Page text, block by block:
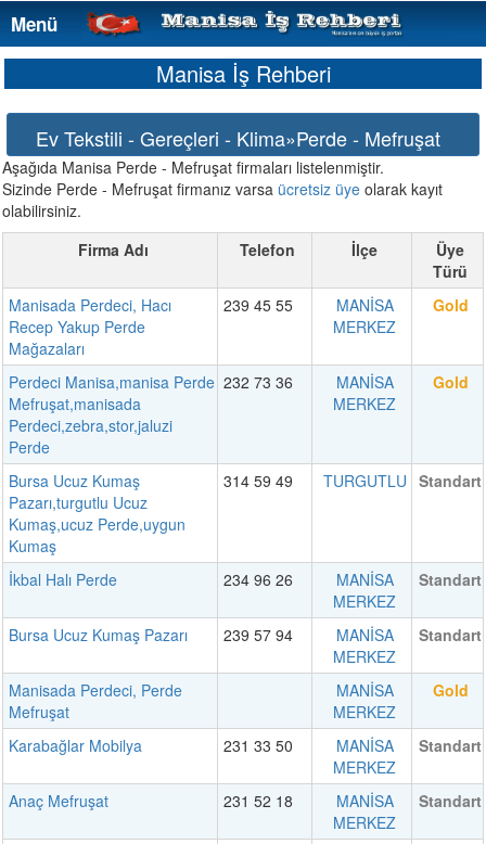
Menü
Menü
Manisa İş Rehberi
Ev Tekstili - Gereçleri - Klima»Perde - Mefruşat
Aşağıda Manisa Perde - Mefruşat firmaları listelenmiştir.
Sizinde Perde - Mefruşat firmanız varsa ücretsiz üye olarak kayıt
olabilirsiniz.
Firma Adı
Telefon İlçe
Üye
Türü
Manisada Perdeci, Hacı
Recep Yakup Perde
Mağazaları
239 45 55
MANİSA
MERKEZ
Gold
Perdeci Manisa,manisa Perde
Mefruşat,manisada
Perdeci,zebra,stor,jaluzi
Perde
232 73 36
MANİSA
MERKEZ
Gold
Bursa Ucuz Kumaş
Pazarı,turgutlu Ucuz
Kumaş,ucuz Perde,uygun
Kumaş
314 59 49 TURGUTLU Standart
İkbal Halı Perde 234 96 26
MANİSA
MERKEZ
Standart
Bursa Ucuz Kumaş Pazarı 239 57 94
MANİSA
MERKEZ
Standart
Manisada Perdeci, Perde
Mefruşat
MANİSA
MERKEZ
Gold
Karabağlar Mobilya 231 33 50
MANİSA
MERKEZ
Standart
Anaç Mefruşat 231 52 18
MANİSA
MERKEZ
Standart